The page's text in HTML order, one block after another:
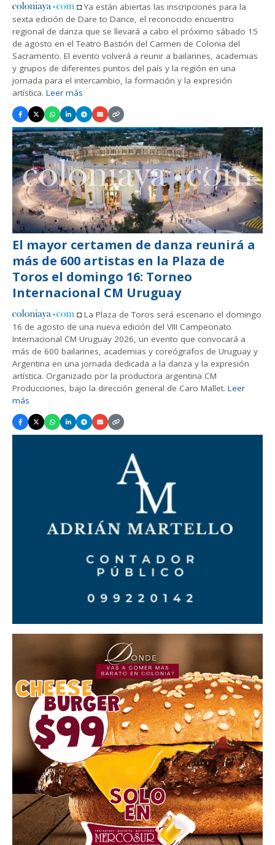
◘ Ya están abiertas las inscripciones para la
sexta edición de Dare to Dance, el reconocido encuentro
regional de danza que se llevará a cabo el próximo sábado 15
de agosto en el Teatro Bastión del Carmen de Colonia del
Sacramento. El evento volverá a reunir a bailarines, academias
y grupos de diferentes puntos del país y la región en una
jornada para el intercambio, la formación y la expresión
artística. Leer más
El mayor certamen de danza reunirá a
más de 600 artistas en la Plaza de
Toros el domingo 16: Torneo
Internacional CM Uruguay
◘ La Plaza de Toros será escenario el domingo
16 de agosto de una nueva edición del VIII Campeonato
Internacional CM Uruguay 2026, un evento que convocará a
más de 600 bailarines, academias y coreógrafos de Uruguay y
Argentina en una jornada dedicada a la danza y la expresión
artística. Organizado por la productora argentina CM
Producciones, bajo la dirección general de Caro Mallet. Leer
más